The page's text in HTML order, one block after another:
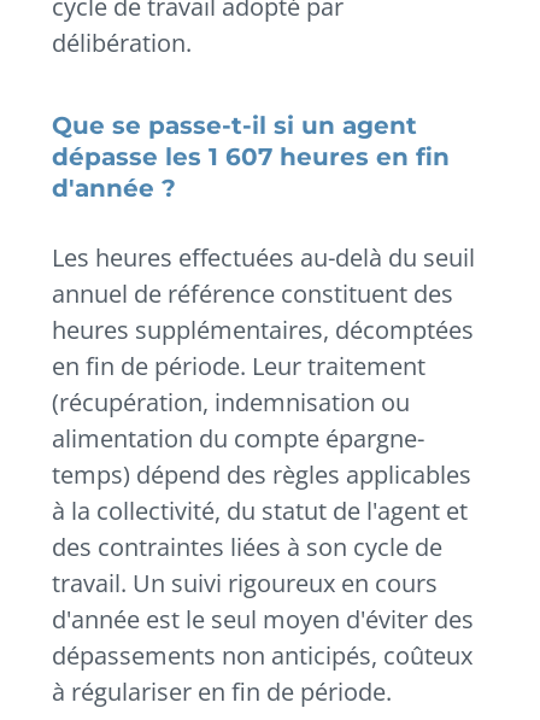
cycle de travail adopté par
délibération.
Que se passe-t-il si un agent
dépasse les 1 607 heures en fin
d'année ?
Les heures effectuées au-delà du seuil
annuel de référence constituent des
heures supplémentaires, décomptées
en fin de période. Leur traitement
(récupération, indemnisation ou
alimentation du compte épargne-
temps) dépend des règles applicables
à la collectivité, du statut de l'agent et
des contraintes liées à son cycle de
travail. Un suivi rigoureux en cours
d'année est le seul moyen d'éviter des
dépassements non anticipés, coûteux
à régulariser en fin de période.